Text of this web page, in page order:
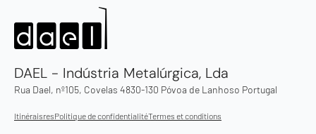
DAEL - Indústria Metalúrgica, Lda
Rua Dael, nº105, Covelas 4830-130 Póvoa de Lanhoso Portugal
ItinéraisresPolitique de confidentialitéTermes et conditions